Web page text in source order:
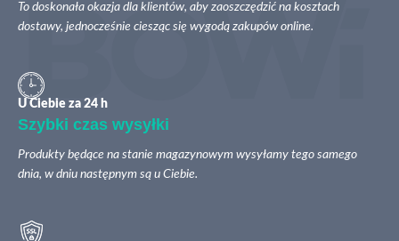
To doskonała okazja dla klientów, aby zaoszczędzić na kosztach
dostawy, jednocześnie ciesząc się wygodą zakupów online.
U Ciebie za 24 h
Szybki czas wysyłki
Produkty będące na stanie magazynowym wysyłamy tego samego
dnia, w dniu następnym są u Ciebie.